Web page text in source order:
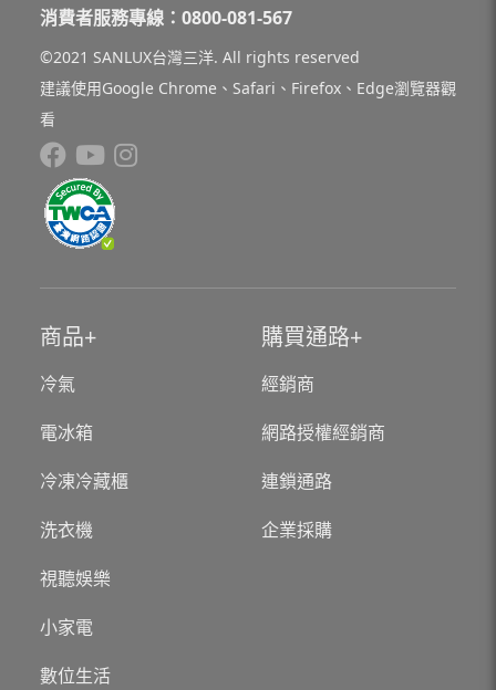
消費者服務專線：0800-081-567
©2021 SANLUX台灣三洋. All rights reserved
建議使用Google Chrome、Safari、Firefox、Edge瀏覽器觀
看
商品
冷氣
電冰箱
冷凍冷藏櫃
洗衣機
視聽娛樂
小家電
數位生活
購買通路
經銷商
網路授權經銷商
連鎖通路
企業採購